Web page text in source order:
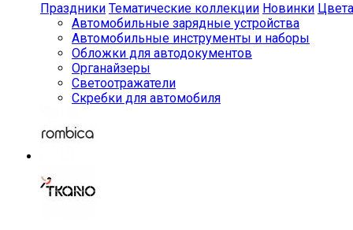
Праздники Тематические коллекции Новинки Цвета
Автомобильные зарядные устройства
Автомобильные инструменты и наборы
Обложки для автодокументов
Органайзеры
Светоотражатели
Скребки для автомобиля